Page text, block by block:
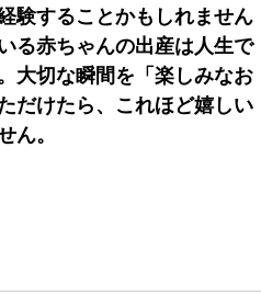
験することかもしれません
る赤ちゃんの出産は人生で
大切な瞬間を「楽しみなお
だけたら、これほど嬉しい
ん。